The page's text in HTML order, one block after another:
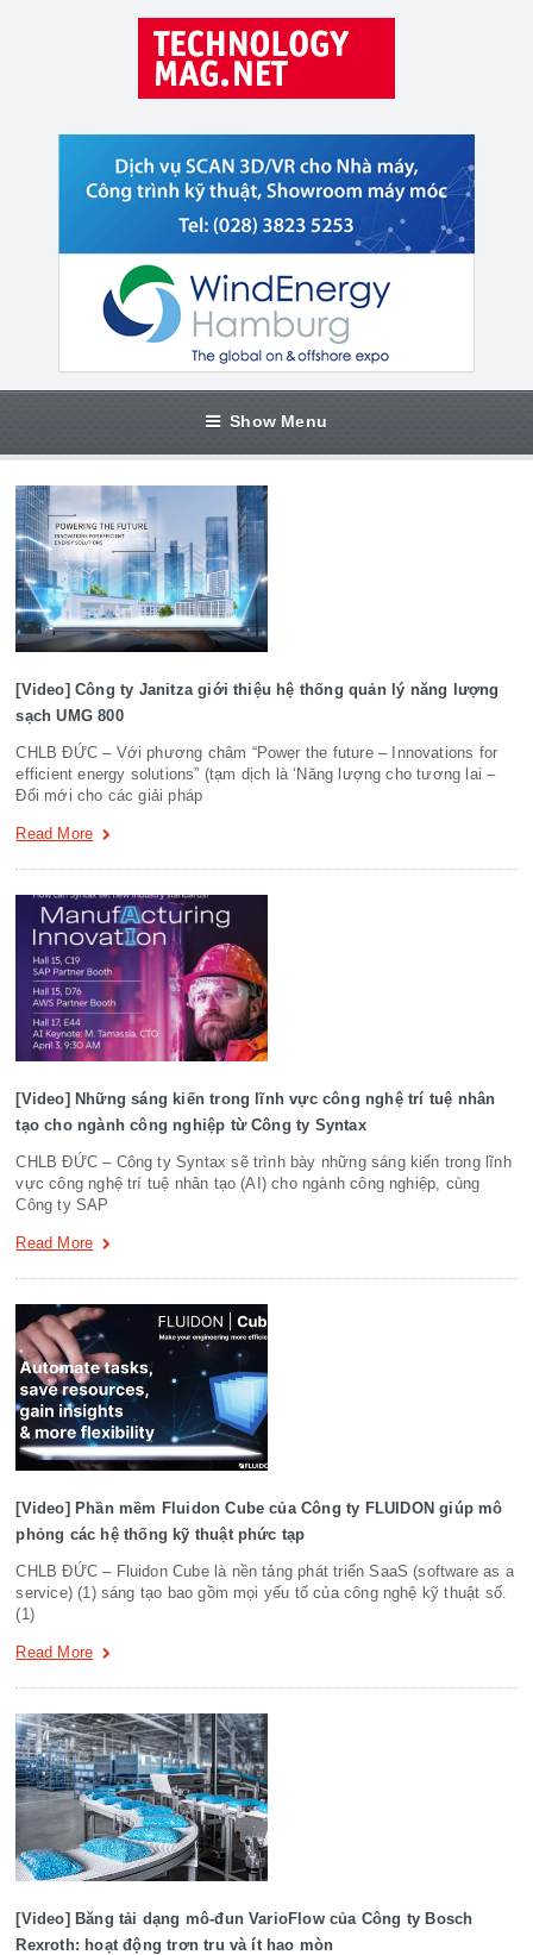
Show Menu
[Video] Công ty Janitza giới thiệu hệ thống quản lý năng lượng
sạch UMG 800
CHLB ĐỨC – Với phương châm “Power the future – Innovations for
efficient energy solutions” (tạm dịch là ‘Năng lượng cho tương lai –
Đổi mới cho các giải pháp
Read More
[Video] Những sáng kiến ​​trong lĩnh vực công nghệ trí tuệ nhân
tạo cho ngành công nghiệp từ Công ty Syntax
CHLB ĐỨC – Công ty Syntax sẽ trình bày những sáng kiến ​​trong lĩnh
vực công nghệ trí tuệ nhân tạo (AI) cho ngành công nghiệp, cùng
Công ty SAP
Read More
[Video] Phần mềm Fluidon Cube của Công ty FLUIDON giúp mô
phỏng các hệ thống kỹ thuật phức tạp
CHLB ĐỨC – Fluidon Cube là nền tảng phát triển SaaS (software as a
service) (1) sáng tạo bao gồm mọi yếu tố của công nghệ kỹ thuật số.
(1)
Read More
[Video] Băng tải dạng mô-đun VarioFlow của Công ty Bosch
Rexroth: hoạt động trơn tru và ít hao mòn